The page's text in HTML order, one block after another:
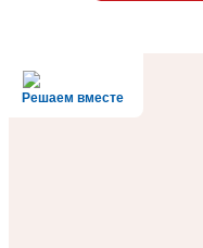
Решаем вместе